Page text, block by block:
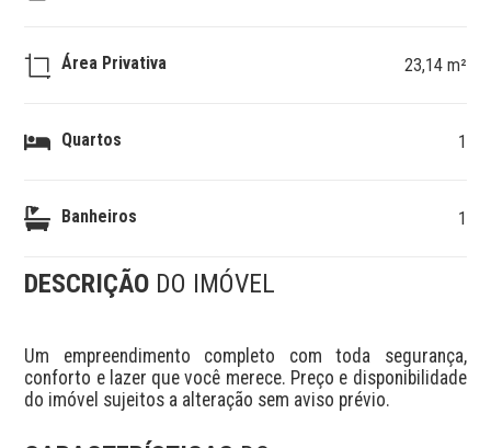
Área Privativa 23,14 m²
Quartos 1
Banheiros 1
DESCRIÇÃO DO IMÓVEL
Um empreendimento completo com toda segurança,
conforto e lazer que você merece. Preço e disponibilidade
do imóvel sujeitos a alteração sem aviso prévio.